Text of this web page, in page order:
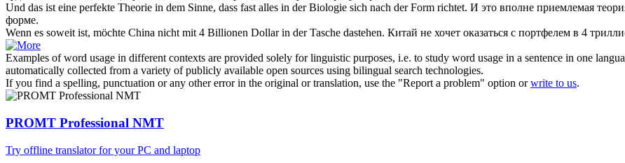
Und das ist eine perfekte Theorie in dem Sinne, dass fast alles in der Biologie sich nach der Form richtet. И это вполне приемлемая
форме.
Wenn es soweit ist, möchte China nicht mit 4 Billionen Dollar in der Tasche dastehen. Китай не хочет оказаться с портфелем в 4
Examples of word usage in different contexts are provided solely for linguistic purposes, i.e. to study word usage in a sentence in one
automatically collected from a variety of publicly available open sources using bilingual search technologies.
If you find a spelling, punctuation or any other error in the original or translation, use the "Report a problem" option orwrite to us.
PROMT Professional NMT
Try offline translator for your PC and laptop